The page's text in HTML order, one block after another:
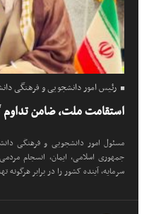
رئیس امور دانشجویی و فرهنگی
استقامت ملت، ضامن تداوم
مسئول امور دانشجویی و فرهنگی
جمهوری اسلامی، ایمان، انسجام
سرمایه، آینده کشور را در برابر هرگونه